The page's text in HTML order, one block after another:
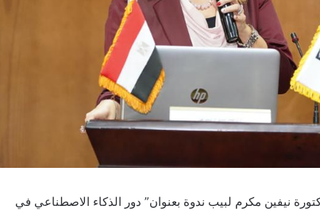
نيفين مكرم لبيب ندوة بعنوان” دور الذكاء الاصطناعي في